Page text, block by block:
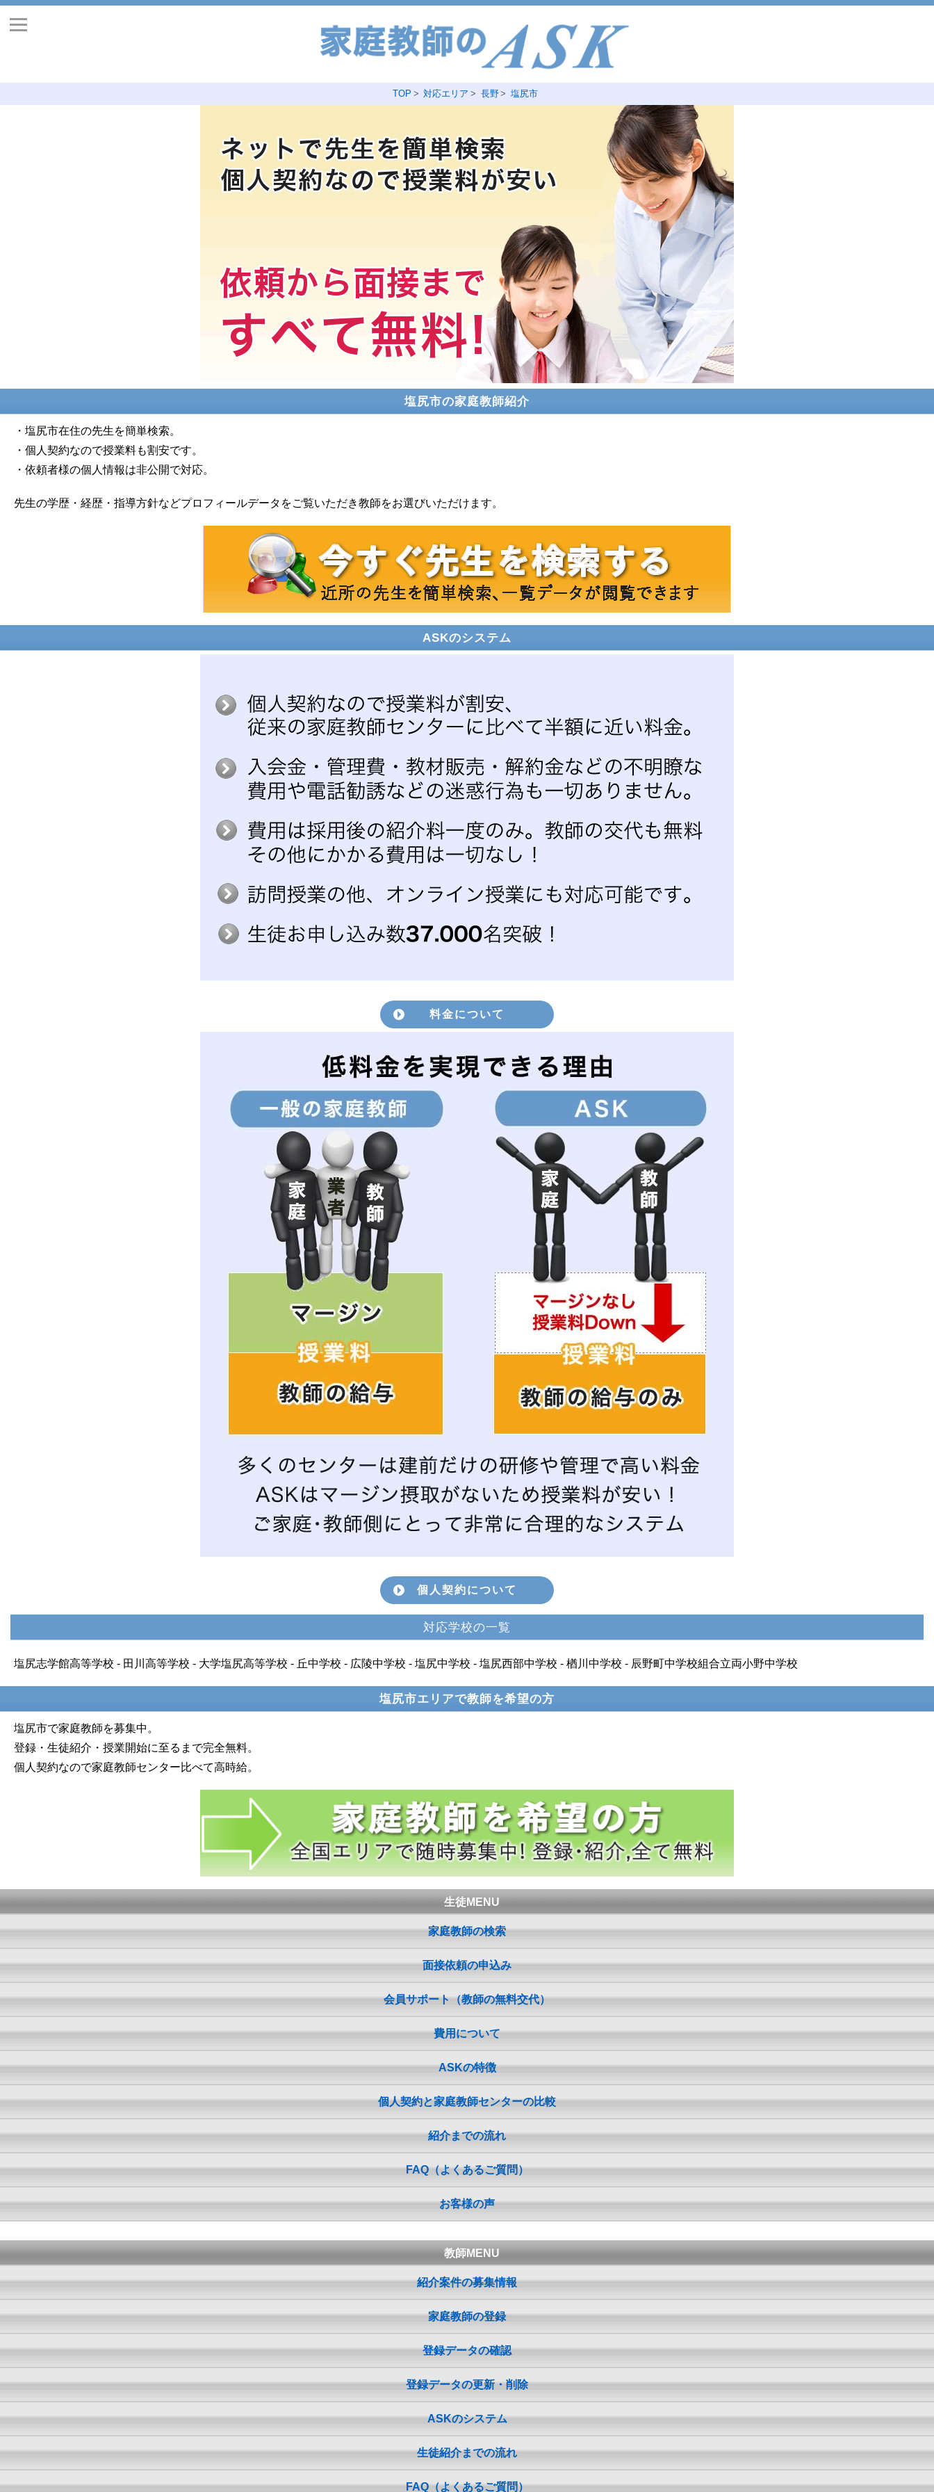
TOP 対応エリア 長野 塩尻市
塩尻市の家庭教師紹介
・塩尻市在住の先生を簡単検索。
・個人契約なので授業料も割安です。
・依頼者様の個人情報は非公開で対応。
先生の学歴・経歴・指導方針などプロフィールデータをご覧いただき教師をお選びいただけます。
ASKのシステム
料金について
個人契約について
対応学校の一覧
塩尻志学館高等学校 - 田川高等学校 - 大学塩尻高等学校 - 丘中学校 - 広陵中学校 - 塩尻中学校 - 塩尻西部中学校 - 楢川中学校 - 辰野町中学校組合立両小野中学校
塩尻市エリアで教師を希望の方
塩尻市で家庭教師を募集中。
登録・生徒紹介・授業開始に至るまで完全無料。
個人契約なので家庭教師センター比べて高時給。
生徒MENU
家庭教師の検索
面接依頼の申込み
会員サポート（教師の無料交代）
費用について
ASKの特徴
個人契約と家庭教師センターの比較
紹介までの流れ
FAQ（よくあるご質問）
お客様の声
教師MENU
紹介案件の募集情報
家庭教師の登録
登録データの確認
登録データの更新・削除
ASKのシステム
生徒紹介までの流れ
FAQ（よくあるご質問）